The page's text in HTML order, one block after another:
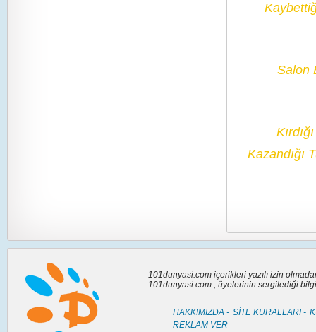
Salon
Kazandığı
101dunyasi.com içerikleri yazılı izin
101dunyasi.com , üyelerinin sergilediği
HAKKIMIZDA - SİTE KURALLARI -
REKLAM VER